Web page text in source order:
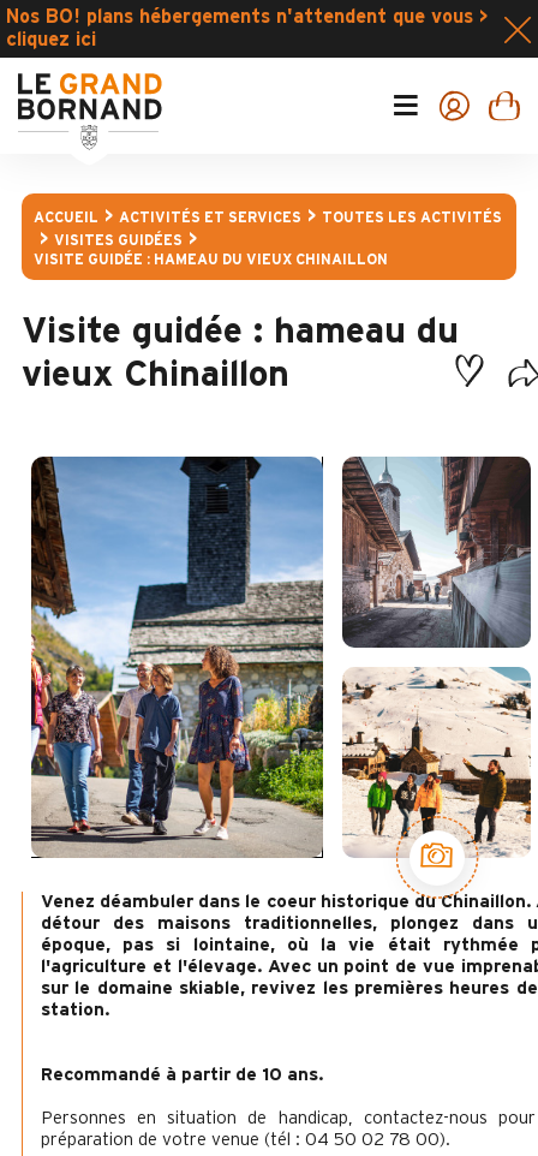
Nos BO! plans hébergements n'attendent que vous >
cliquez ici
ACCUEIL ACTIVITÉS ET SERVICES
TOUTES LES ACTIVITÉS
VISITES GUIDÉES
VISITE GUIDÉE : HAMEAU DU VIEUX CHINAILLON
Visite guidée : hameau du
vieux Chinaillon
Venez déambuler dans le coeur historique du Chinaillon.
détour des maisons traditionnelles, plongez dans
époque, pas si lointaine, où la vie était rythmée
l'agriculture et l'élevage. Avec un point de vue
sur le domaine skiable, revivez les premières heures
station.
Recommandé à partir de 10 ans.
Personnes en situation de handicap, contactez-nous
préparation de votre venue (tél : 04 50 02 78 00).